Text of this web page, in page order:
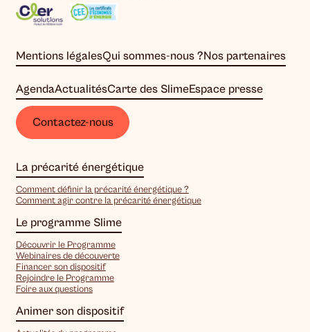
Mentions légalesQui sommes-nous ?Nos partenaires
AgendaActualitésCarte des SlimeEspace presse
Contactez-nous
La précarité énergétique
Comment définir la précarité énergétique ?
Comment agir contre la précarité énergétique
Le programme Slime
Découvrir le Programme
Webinaires de découverte
Financer son dispositif
Rejoindre le Programme
Foire aux questions
Animer son dispositif